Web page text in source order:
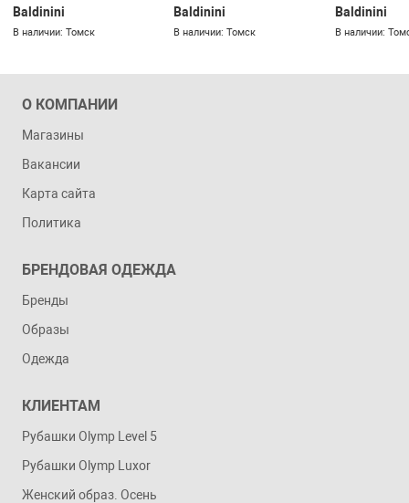
Baldinini
В наличии: Томск
Baldinini
В наличии: Томск
Baldinini
В наличии:
О КОМПАНИИ
Магазины
Вакансии
Карта сайта
Политика
БРЕНДОВАЯ ОДЕЖДА
Бренды
Образы
Одежда
КЛИЕНТАМ
Рубашки Olymp Level 5
Рубашки Olymp Luxor
Женский образ. Осень